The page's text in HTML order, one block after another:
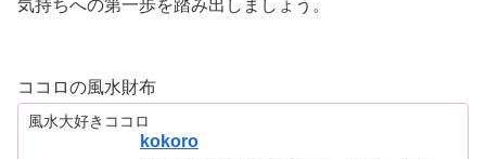
気持ちへの第一歩を踏み出しましょう。
ココロの風水財布
風水大好きココロ
kokoro